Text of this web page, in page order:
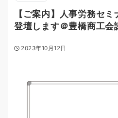
【ご案内】人事労務セ
登壇します＠豊橋商工会
2023年10月12日